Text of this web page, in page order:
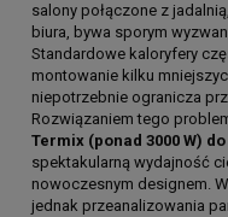
salony połączone z
biura, bywa sporym
Standardowe kaloryfery
montowanie kilku
niepotrzebnie ogranicza
Rozwiązaniem tego
Termix (ponad 3000 W)
spektakularną wydajność
nowoczesnym designem.
jednak przeanalizowania